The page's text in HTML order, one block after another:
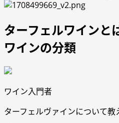
ターフェルワインと
ワインの分類
ワイン入門者
ターフェルヴァインについて教